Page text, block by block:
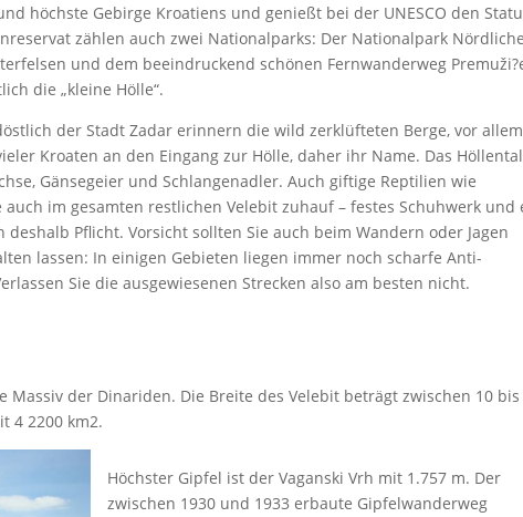
höchste Gebirge Kroatiens und genießt bei der UNESCO den
zählen auch zwei Nationalparks: Der Nationalpark
und dem beeindruckend schönen Fernwanderweg
die „kleine Hölle“.
der Stadt Zadar erinnern die wild zerklüfteten Berge, vor allem
Kroaten an den Eingang zur Hölle, daher ihr Name. Das
Gänsegeier und Schlangenadler. Auch giftige Reptilien wie
im gesamten restlichen Velebit zuhauf – festes Schuhwerk und
Pflicht. Vorsicht sollten Sie auch beim Wandern oder Jagen
lassen: In einigen Gebieten liegen immer noch scharfe Anti-
Sie die ausgewiesenen Strecken also am besten nicht.
Massiv der Dinariden. Die Breite des Velebit beträgt zwischen 10 bis
4 2200 km2.
Höchster Gipfel ist der Vaganski Vrh mit 1.757 m. Der
zwischen 1930 und 1933 erbaute Gipfelwanderweg